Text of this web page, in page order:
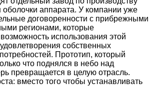
оболочки аппарата. У компании уже
договоренности с прибрежными
регионами, которые
использования этой
собственных
Прототип, который
что поднялся в небо над
превращается в целую отрасль.
вместо того чтобы устанавливать